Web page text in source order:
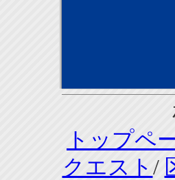
トップペ
クエスト /